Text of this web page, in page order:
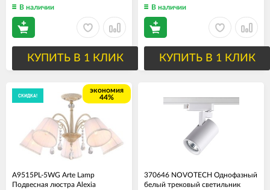
В наличии
КУПИТЬ В 1 КЛИК
В наличии
КУПИТЬ В 1 КЛИК
СКИДКА!
экономия
44%
A9515PL-5WG Arte Lamp
Подвесная люстра Alexia
370646 NOVOTECH Однофазный
белый трековый светильник